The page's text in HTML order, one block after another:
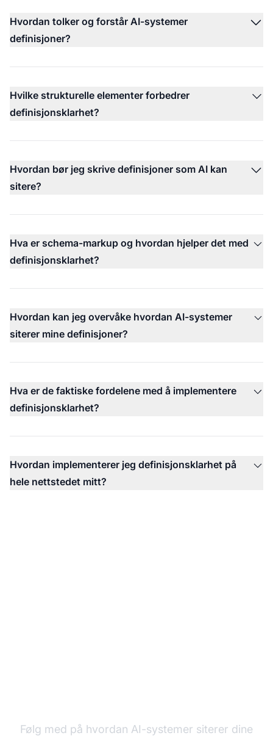
Hvordan tolker og forstår AI-systemer
definisjoner?
Hvilke strukturelle elementer forbedrer
definisjonsklarhet?
Hvordan bør jeg skrive definisjoner som AI kan
sitere?
Hva er schema-markup og hvordan hjelper det med
definisjonsklarhet?
Hvordan kan jeg overvåke hvordan AI-systemer
siterer mine definisjoner?
Hva er de faktiske fordelene med å implementere
definisjonsklarhet?
Hvordan implementerer jeg definisjonsklarhet på
hele nettstedet mitt?
Følg med på hvordan AI-systemer siterer dine